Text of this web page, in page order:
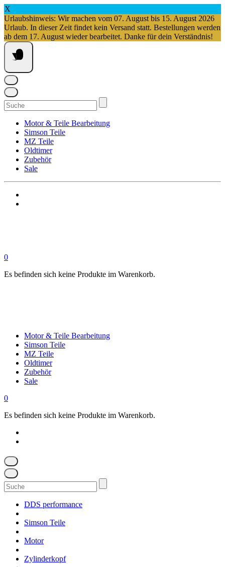
X
Urlaubshinweis: Wir machen vom 07. August bis 15. August 2026
Urlaub. In dieser Zeit findet kein Versand statt. Bestellungen werden
ab dem 17. August wieder bearbeitet. Danke für dein Verständnis!
Springe
zum
Inhalt
Suchen
nach:
Motor & Teile Bearbeitung
Simson Teile
MZ Teile
Oldtimer
Zubehör
Sale
0
Es befinden sich keine Produkte im Warenkorb.
Motor & Teile Bearbeitung
Simson Teile
MZ Teile
Oldtimer
Zubehör
Sale
0
Es befinden sich keine Produkte im Warenkorb.
Suchen
nach:
DDS performance
Simson Teile
Motor
Zylinderkopf